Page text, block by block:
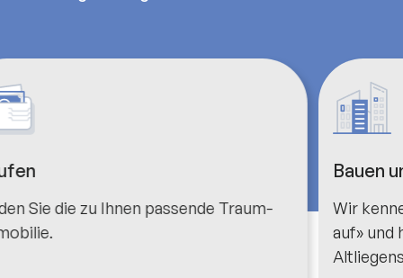
Bauen und sanieren
Wir kennen das Bauwesen «von der Pike
auf» und haben ein Herz für